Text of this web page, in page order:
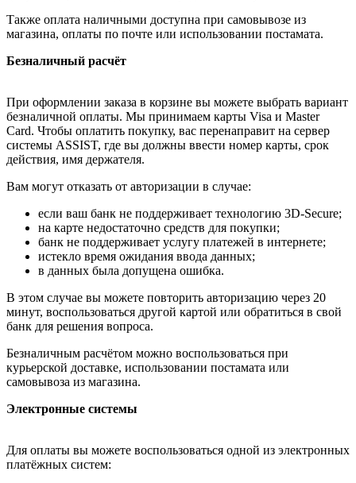
Также оплата наличными доступна при самовывозе из
магазина, оплаты по почте или использовании постамата.
Безналичный расчёт
При оформлении заказа в корзине вы можете выбрать вариант
безналичной оплаты. Мы принимаем карты Visa и Master
Card. Чтобы оплатить покупку, вас перенаправит на сервер
системы ASSIST, где вы должны ввести номер карты, срок
действия, имя держателя.
Вам могут отказать от авторизации в случае:
если ваш банк не поддерживает технологию 3D-Secure;
на карте недостаточно средств для покупки;
банк не поддерживает услугу платежей в интернете;
истекло время ожидания ввода данных;
в данных была допущена ошибка.
В этом случае вы можете повторить авторизацию через 20
минут, воспользоваться другой картой или обратиться в свой
банк для решения вопроса.
Безналичным расчётом можно воспользоваться при
курьерской доставке, использовании постамата или
самовывоза из магазина.
Электронные системы
Для оплаты вы можете воспользоваться одной из электронных
платёжных систем: